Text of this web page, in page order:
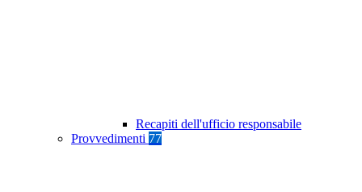
Recapiti dell'ufficio responsabile
Provvedimenti 77